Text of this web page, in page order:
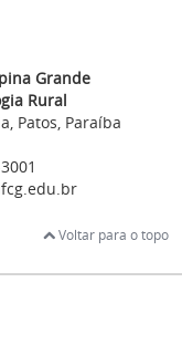
Grande
Rural
Patos, Paraíba
Voltar para o topo